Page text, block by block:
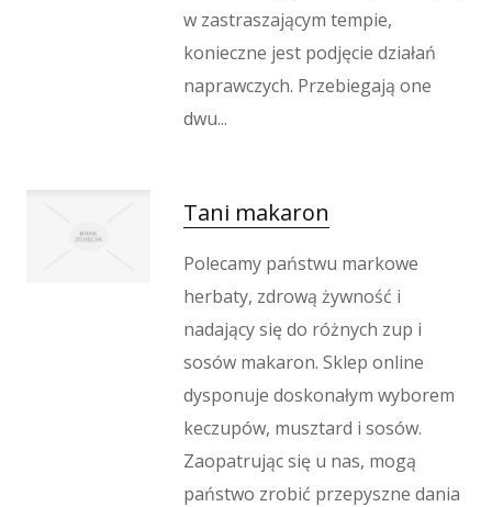
w zastraszającym tempie,
konieczne jest podjęcie działań
naprawczych. Przebiegają one
dwu...
Tani makaron
Polecamy państwu markowe
herbaty, zdrową żywność i
nadający się do różnych zup i
sosów makaron. Sklep online
dysponuje doskonałym wyborem
keczupów, musztard i sosów.
Zaopatrując się u nas, mogą
państwo zrobić przepyszne dania